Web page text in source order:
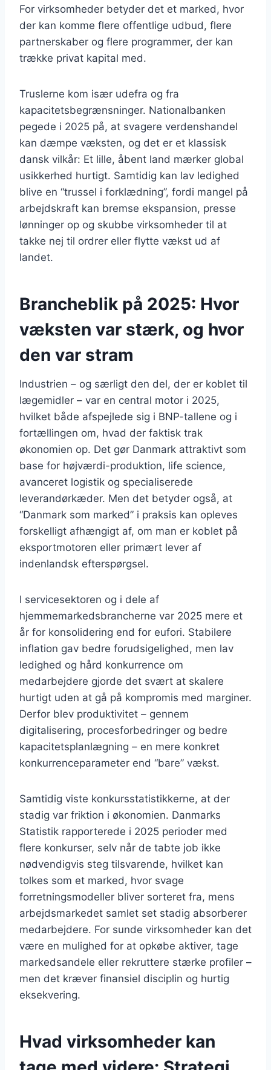
For virksomheder betyder det et marked, hvor
der kan komme flere offentlige udbud, flere
partnerskaber og flere programmer, der kan
trække privat kapital med.
Truslerne kom især udefra og fra
kapacitetsbegrænsninger. Nationalbanken
pegede i 2025 på, at svagere verdenshandel
kan dæmpe væksten, og det er et klassisk
dansk vilkår: Et lille, åbent land mærker global
usikkerhed hurtigt. Samtidig kan lav ledighed
blive en “trussel i forklædning”, fordi mangel på
arbejdskraft kan bremse ekspansion, presse
lønninger op og skubbe virksomheder til at
takke nej til ordrer eller flytte vækst ud af
landet.
Brancheblik på 2025: Hvor
væksten var stærk, og hvor
den var stram
Industrien – og særligt den del, der er koblet til
lægemidler – var en central motor i 2025,
hvilket både afspejlede sig i BNP-tallene og i
fortællingen om, hvad der faktisk trak
økonomien op. Det gør Danmark attraktivt som
base for højværdi-produktion, life science,
avanceret logistik og specialiserede
leverandørkæder. Men det betyder også, at
“Danmark som marked” i praksis kan opleves
forskelligt afhængigt af, om man er koblet på
eksportmotoren eller primært lever af
indenlandsk efterspørgsel.
I servicesektoren og i dele af
hjemmemarkedsbrancherne var 2025 mere et
år for konsolidering end for eufori. Stabilere
inflation gav bedre forudsigelighed, men lav
ledighed og hård konkurrence om
medarbejdere gjorde det svært at skalere
hurtigt uden at gå på kompromis med marginer.
Derfor blev produktivitet – gennem
digitalisering, procesforbedringer og bedre
kapacitetsplanlægning – en mere konkret
konkurrenceparameter end “bare” vækst.
Samtidig viste konkursstatistikkerne, at der
stadig var friktion i økonomien. Danmarks
Statistik rapporterede i 2025 perioder med
flere konkurser, selv når de tabte job ikke
nødvendigvis steg tilsvarende, hvilket kan
tolkes som et marked, hvor svage
forretningsmodeller bliver sorteret fra, mens
arbejdsmarkedet samlet set stadig absorberer
medarbejdere. For sunde virksomheder kan det
være en mulighed for at opkøbe aktiver, tage
markedsandele eller rekruttere stærke profiler –
men det kræver finansiel disciplin og hurtig
eksekvering.
Hvad virksomheder kan